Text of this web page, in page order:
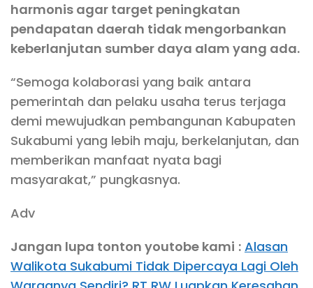
harmonis agar target peningkatan
pendapatan daerah tidak mengorbankan
keberlanjutan sumber daya alam yang ada.
“Semoga kolaborasi yang baik antara
pemerintah dan pelaku usaha terus terjaga
demi mewujudkan pembangunan Kabupaten
Sukabumi yang lebih maju, berkelanjutan, dan
memberikan manfaat nyata bagi
masyarakat,” pungkasnya.
Adv
Jangan lupa tonton youtobe kami : Alasan
Walikota Sukabumi Tidak Dipercaya Lagi Oleh